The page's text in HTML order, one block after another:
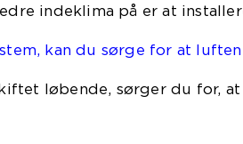
indeklima på er at
kan du sørge for at
løbende, sørger du for,